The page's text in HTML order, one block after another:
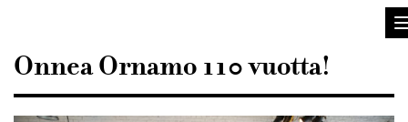
Onnea Ornamo 110 vuotta!